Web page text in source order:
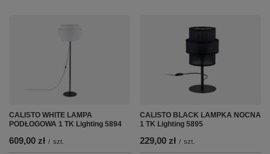
CALISTO WHITE LAMPA
PODŁOGOWA 1 TK Lighting 5894
609,00 zł / szt.
CALISTO BLACK LAMPKA NOCNA
1 TK Lighting 5895
229,00 zł / szt.